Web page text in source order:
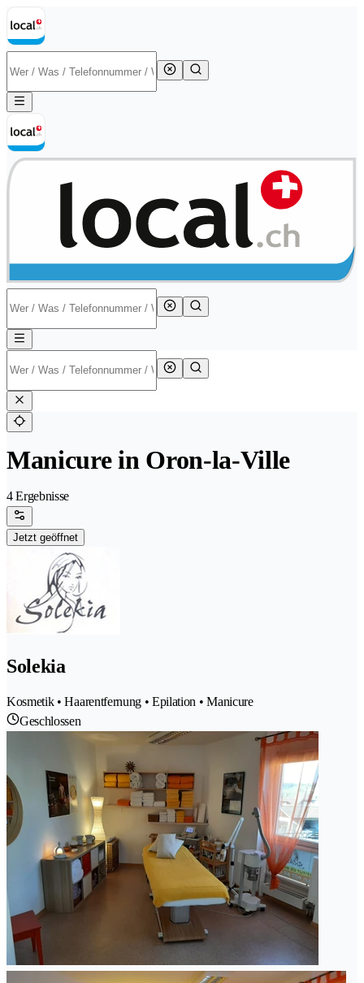
Manicure in Oron-la-Ville
4 Ergebnisse
Jetzt geöffnet
Solekia
Kosmetik • Haarentfernung • Epilation • Manicure
Geschlossen